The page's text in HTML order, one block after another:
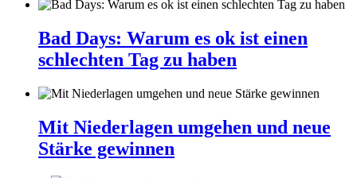
Bad Days: Warum es ok ist einen
schlechten Tag zu haben
Mit Niederlagen umgehen und neue
Stärke gewinnen